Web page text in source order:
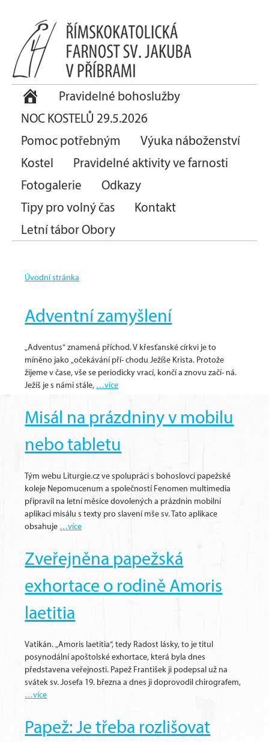
Pravidelné bohoslužby
NOC KOSTELŮ 29.5.2026
Pomoc potřebným
Výuka náboženství
Kostel
Pravidelné aktivity ve farnosti
Fotogalerie
Odkazy
Tipy pro volný čas
Kontakt
Letní tábor Obory
Úvodní stránka
Adventní zamyšlení
„Adventus“ znamená příchod. V křesťanské církvi je to
míněno jako „očekávání pří- chodu Ježíše Krista. Protože
žijeme v čase, vše se periodicky vrací, končí a znovu začí- ná.
Ježíš je s námi stále, …více
Misál na prázdniny v mobilu
nebo tabletu
Tým webu Liturgie.cz ve spolupráci s bohoslovci papežské
koleje Nepomucenum a společností Fenomen multimedia
připravil na letní měsíce dovolených a prázdnin mobilní
aplikaci misálu s texty pro slavení mše sv. Tato aplikace
obsahuje …více
Zveřejněna papežská
exhortace o rodině Amoris
laetitia
Vatikán. „Amoris laetitia“, tedy Radost lásky, to je titul
posynodální apoštolské exhortace, která byla dnes
představena veřejnosti. Papež František ji podepsal už na
svátek sv. Josefa 19. března a dnes ji doprovodil chirografem,
…více
Papež: Je třeba rozlišovat